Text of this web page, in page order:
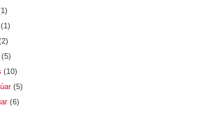
(1)
(5)
(10)
(5)
(6)